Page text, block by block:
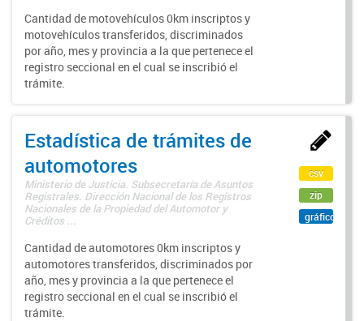
Cantidad de motovehículos 0km inscriptos y
motovehículos transferidos, discriminados
por año, mes y provincia a la que pertenece el
registro seccional en el cual se inscribió el
trámite.
Estadística de trámites de
automotores
Ministerio de Justicia. Subsecretaría de Asuntos
Registrales. Dirección Nacional de los Registros
Nacionales de la Propiedad del Automotor y
Créditos ...
Cantidad de automotores 0km inscriptos y
automotores transferidos, discriminados por
año, mes y provincia a la que pertenece el
registro seccional en el cual se inscribió el
trámite.
csv
zip
gráfico